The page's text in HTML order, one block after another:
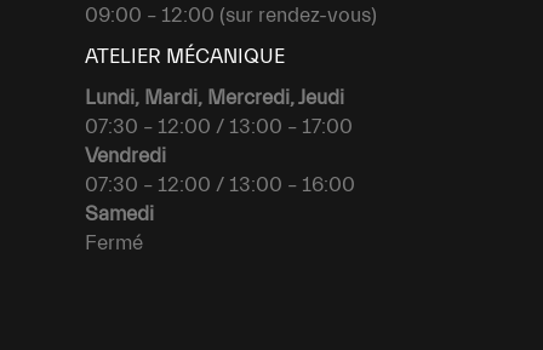
09:00 – 12:00 (sur rendez-vous)
ATELIER MÉCANIQUE
Lundi, Mardi, Mercredi, Jeudi
07:30 – 12:00 / 13:00 – 17:00
Vendredi
07:30 – 12:00 / 13:00 – 16:00
Samedi
Fermé